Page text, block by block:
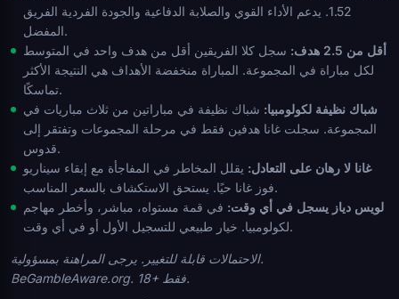
1.52. يدعم الأداء القوي والصلابة الدفاعية والجودة الفردية الفريق
المفضل.
أقل من 2.5 هدف:
سجل كلا الفريقين أقل من هدف واحد في المتوسط
لكل مباراة في المجموعة. المباراة منخفضة الأهداف هي النتيجة الأكثر
تماسكًا.
شباك نظيفة لكولومبيا: شباك نظيفة في مباراتين من ثلاث مباريات في
المجموعة. سجلت غانا هدفين فقط في مرحلة المجموعات وتفتقر إلى
قدوس.
غانا لا رهان على التعادل: يقلل المخاطر في المفاجأة مع إبقاء سيناريو
فوز غانا حيًا. يستحق الاستكشاف بالسعر المناسب.
لويس دياز يسجل في أي وقت: في قمة مستواه، مباشر، وأخطر مهاجم
لكولومبيا. خيار طبيعي للتسجيل الأول أو في أي وقت.
الاحتمالات قابلة للتغيير. يرجى المراهنة بمسؤولية.
BeGambleAware.org. 18+ فقط.